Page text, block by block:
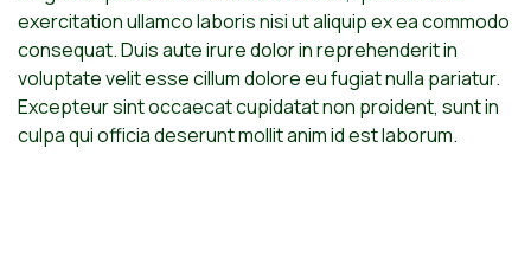
exercitation ullamco laboris nisi ut aliquip ex ea commodo
consequat. Duis aute irure dolor in reprehenderit in
voluptate velit esse cillum dolore eu fugiat nulla pariatur.
Excepteur sint occaecat cupidatat non proident, sunt in
culpa qui officia deserunt mollit anim id est laborum.